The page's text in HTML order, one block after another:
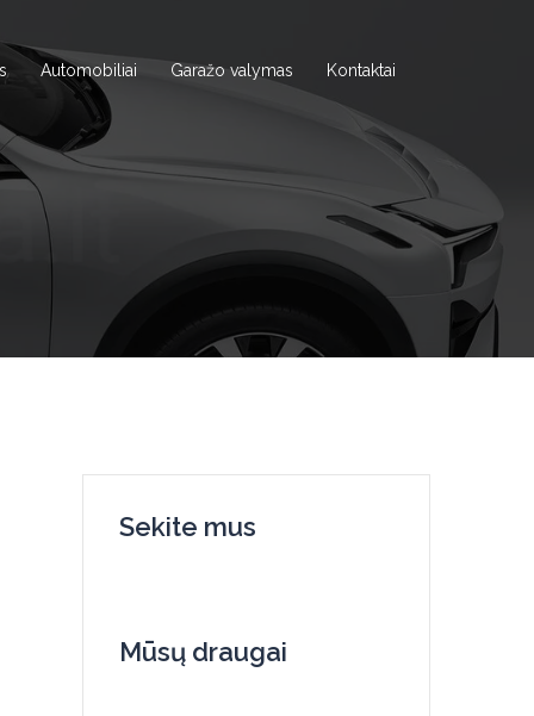
Automobiliai Garažo valymas Kontaktai
Sekite mus
Mūsų draugai